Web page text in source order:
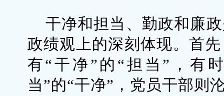
干净和担当、勤政和廉
政绩观上的深刻体现。首
有“干净”的“担当”，有
当”的“干净”，党员干部则